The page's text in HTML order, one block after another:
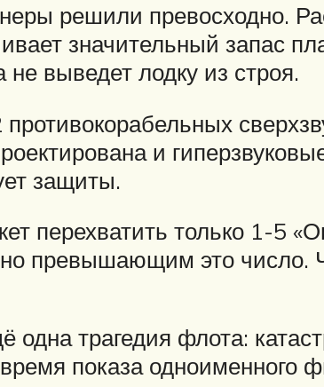
решили превосходно.
значительный запас
выведет лодку из строя.
противокорабельных
и
защиты.
перехватить только 1-5
превышающим это число.
одна трагедия флота:
показа одноименного